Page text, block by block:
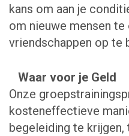
kans om aan je
om nieuwe mensen
vriendschappen op te
Waar voor je Geld
Onze
kosteneffectieve
begeleiding te